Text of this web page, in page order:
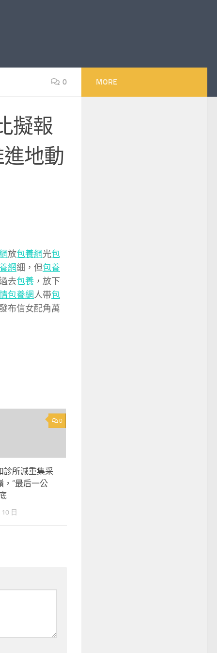
0
擬報
地動
放包養網光包
網細，但包養
去包養 ，放下
包養網人帶包
布信女配角萬
0
診所減重集采
，“最后一公
日
MORE